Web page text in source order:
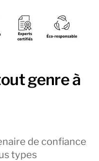
genre à
de confiance
types